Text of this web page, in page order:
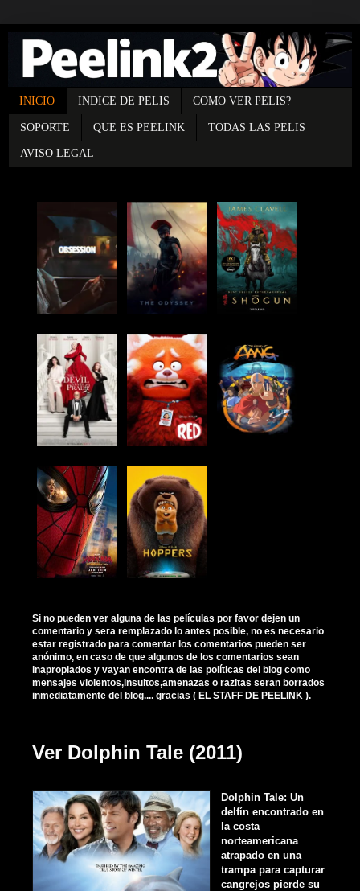
INICIO INDICE DE PELIS COMO VER PELIS?
SOPORTE QUE ES PEELINK TODAS LAS PELIS
AVISO LEGAL
Si no pueden ver alguna de las películas por favor dejen un
comentario y sera remplazado lo antes posible, no es necesario
estar registrado para comentar los comentarios pueden ser
anónimo, en caso de que algunos de los comentarios sean
inapropiados y vayan encontra de las políticas del blog como
mensajes violentos,insultos,amenazas o razitas seran borrados
inmediatamente del blog.... gracias ( EL STAFF DE PEELINK ).
Ver Dolphin Tale (2011)
Dolphin Tale: Un
delfín encontrado en
la costa
norteamericana
atrapado en una
trampa para capturar
cangrejos pierde su